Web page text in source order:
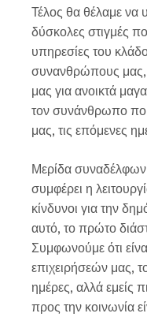
Τέλος θα θέλαμε να
δύσκολες στιγμές
υπηρεσίες του
συνανθρώπους μας,
μας για ανοικτά
τον συνάνθρωπο που
μας, τις επόμενες
Μερίδα
συμφέρει η
κίνδυνοι για την
αυτό, το πρώτο
Συμφωνούμε ότι
επιχειρήσεών μας,
ημέρες, αλλά εμείς
προς την κοινωνία